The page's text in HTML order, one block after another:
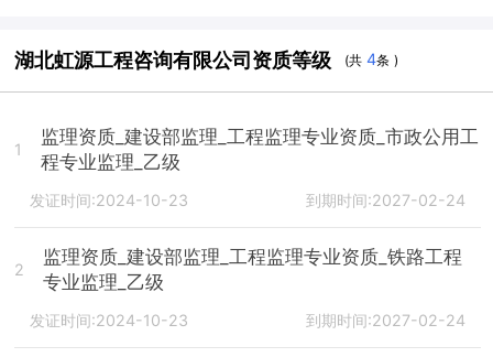
湖北虹源工程咨询有限公司资质等级 (共4条 )
1
监理资质_建设部监理_工程监理专业资质_市政公用工
程专业监理_乙级
发证时间:2024-10-23 到期时间:2027-02-24
2
监理资质_建设部监理_工程监理专业资质_铁路工程
专业监理_乙级
发证时间:2024-10-23 到期时间:2027-02-24